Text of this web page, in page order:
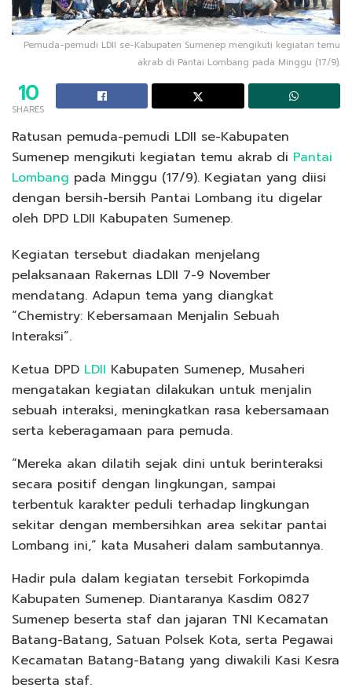
Pemuda-pemudi LDII se-Kabupaten Sumenep mengikuti kegiatan temu
akrab di Pantai Lombang pada Minggu (17/9).
10
SHARES
Ratusan pemuda-pemudi LDII se-Kabupaten
Sumenep mengikuti kegiatan temu akrab di Pantai
Lombang pada Minggu (17/9). Kegiatan yang diisi
dengan bersih-bersih Pantai Lombang itu digelar
oleh DPD LDII Kabupaten Sumenep.
Kegiatan tersebut diadakan menjelang
pelaksanaan Rakernas LDII 7-9 November
mendatang. Adapun tema yang diangkat
“Chemistry: Kebersamaan Menjalin Sebuah
Interaksi”.
Ketua DPD LDII Kabupaten Sumenep, Musaheri
mengatakan kegiatan dilakukan untuk menjalin
sebuah interaksi, meningkatkan rasa kebersamaan
serta keberagamaan para pemuda.
“Mereka akan dilatih sejak dini untuk berinteraksi
secara positif dengan lingkungan, sampai
terbentuk karakter peduli terhadap lingkungan
sekitar dengan membersihkan area sekitar pantai
Lombang ini,” kata Musaheri dalam sambutannya.
Hadir pula dalam kegiatan tersebit Forkopimda
Kabupaten Sumenep. Diantaranya Kasdim 0827
Sumenep beserta staf dan jajaran TNI Kecamatan
Batang-Batang, Satuan Polsek Kota, serta Pegawai
Kecamatan Batang-Batang yang diwakili Kasi Kesra
beserta staf.